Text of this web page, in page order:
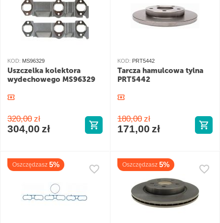
KOD: MS96329
Uszczelka kolektora
wydechowego MS96329
320,00 zł
304,00 zł
KOD: PRT5442
Tarcza hamulcowa tylna
PRT5442
180,00 zł
171,00 zł
Oszczędzasz 5% Oszczędzasz 5%